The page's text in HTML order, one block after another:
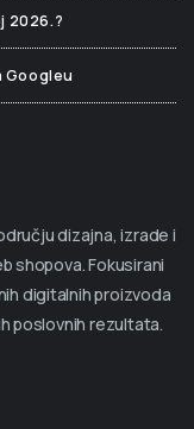
2026.?
Googleu
dizajna, izrade i
shopova. Fokusirani
digitalnih proizvoda
poslovnih rezultata.